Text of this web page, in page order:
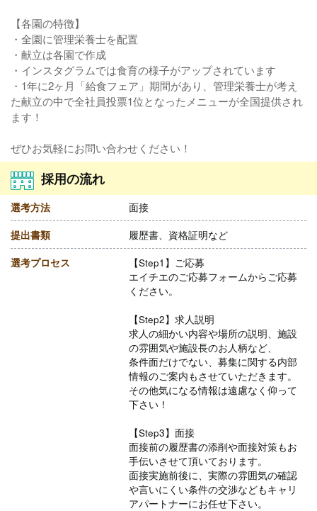
【各園の特徴】
・全園に管理栄養士を配置
・献立は各園で作成
・インスタグラムでは食育の様子がアップされています
・1年に2ヶ月「給食フェア」期間があり、管理栄養士が考え
た献立の中で全社員投票1位となったメニューが全国提供され
ます！
ぜひお気軽にお問い合わせください！
採用の流れ
選考方法 面接
提出書類 履歴書、資格証明など
選考プロセス
【Step1】ご応募
エイチエのご応募フォームからご応募
ください。
【Step2】求人説明
求人の細かい内容や場所の説明、施設
の雰囲気や施設長のお人柄など、
条件面だけでない、募集に関する内部
情報のご案内もさせていただきます。
その他気になる情報は遠慮なく仰って
下さい！
【Step3】面接
面接前の履歴書の添削や面接対策もお
手伝いさせて頂いております。
面接実施前後に、実際の雰囲気の確認
や言いにくい条件の交渉などもキャリ
アパートナーにお任せ下さい。